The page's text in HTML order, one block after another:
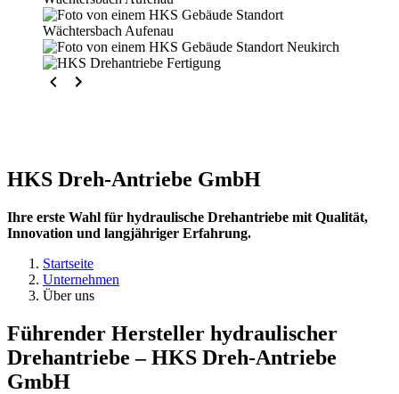
HKS Dreh-Antriebe GmbH
Ihre erste Wahl für hydraulische Drehantriebe mit Qualität,
Innovation und langjähriger Erfahrung.
Startseite
Unternehmen
Über uns
Führender Hersteller hydraulischer
Drehantriebe – HKS Dreh-Antriebe
GmbH